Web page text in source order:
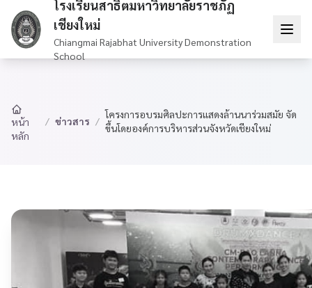
โรงเรียนสาธิตมหาวิทยาลัยราชภัฏ
เชียงใหม่
Chiangmai Rajabhat University Demonstration
School
หน้า
หลัก
/ ข่าวสาร /
โครงการอบรมศิลปะการแสดงล้านนาร่วมสมัย จัด
ขึ้นโดยองค์การบริหารส่วนจังหวัดเชียงใหม่